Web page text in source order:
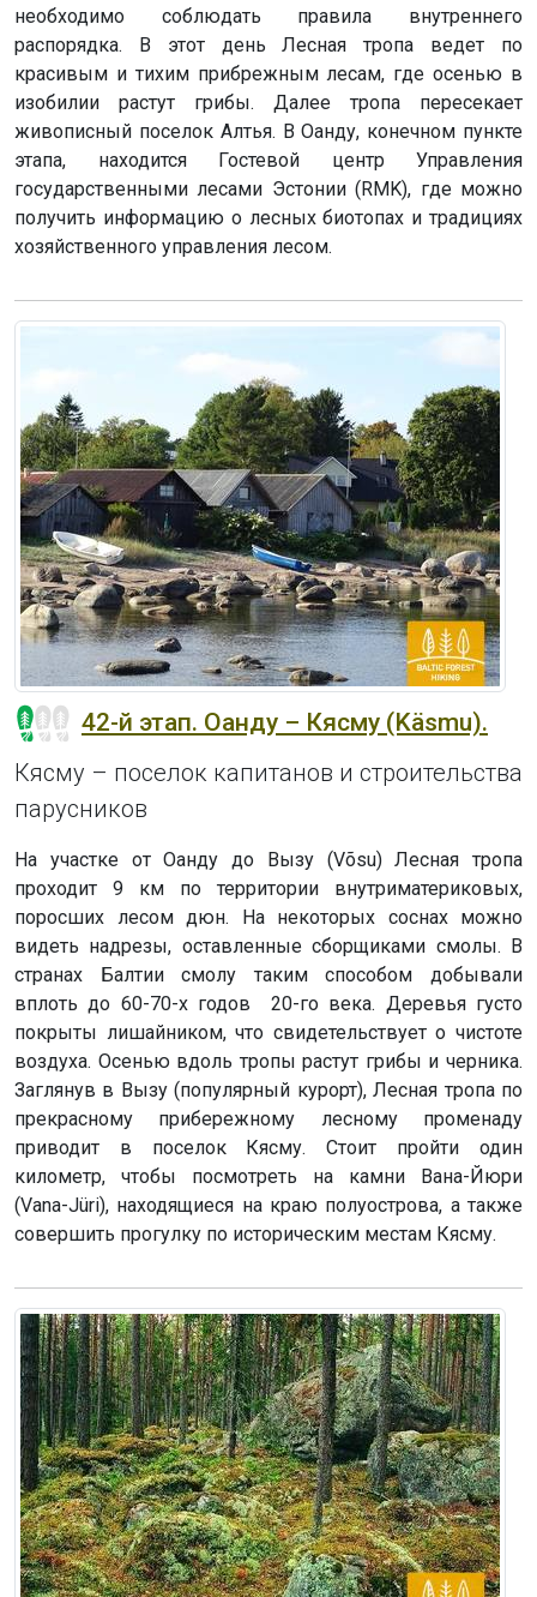
необходимо соблюдать правила внутреннего
распорядка. В этот день Лесная тропа ведет по
красивым и тихим прибрежным лесам, где осенью в
изобилии растут грибы. Далее тропа пересекает
живописный поселок Алтья. В Оанду, конечном пункте
этапа, находится Гостевой центр Управления
государственными лесами Эстонии (RMK), где можно
получить информацию о лесных биотопах и традициях
хозяйственного управления лесом.
42-й этап. Оанду – Кясму (Käsmu).
Кясму – поселок капитанов и строительства
парусников
На участке от Оанду до Вызу (Võsu) Лесная тропа
проходит 9 км по территории внутриматериковых,
поросших лесом дюн. На некоторых соснах можно
видеть надрезы, оставленные сборщиками смолы. В
странах Балтии смолу таким способом добывали
вплоть до 60-70-х годов 20-го века. Деревья густо
покрыты лишайником, что свидетельствует о чистоте
воздуха. Осенью вдоль тропы растут грибы и черника.
Заглянув в Вызу (популярный курорт), Лесная тропа по
прекрасному прибережному лесному променаду
приводит в поселок Кясму. Стоит пройти один
километр, чтобы посмотреть на камни Вана-Йюри
(Vana-Jüri), находящиеся на краю полуострова, а также
совершить прогулку по историческим местам Кясму.